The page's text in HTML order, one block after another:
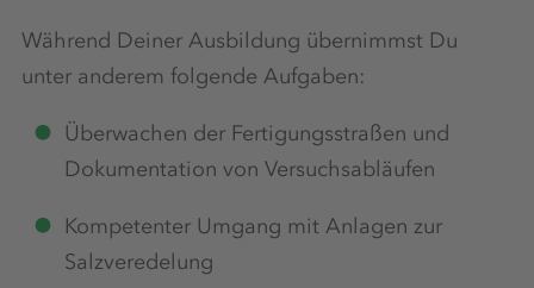
Während Deiner Ausbildung übernimmst Du
unter anderem folgende Aufgaben:
Überwachen der Fertigungsstraßen und
Dokumentation von Versuchsabläufen
Kompetenter Umgang mit Anlagen zur
Salzveredelung